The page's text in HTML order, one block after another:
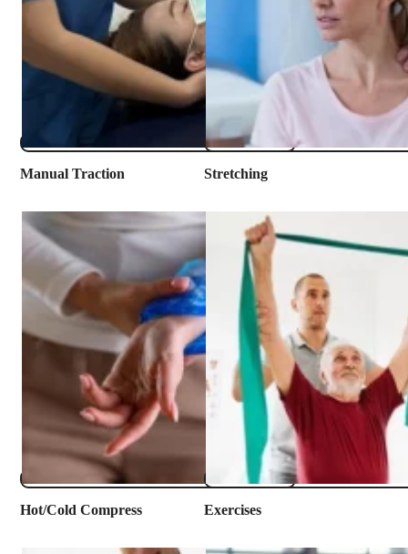
Manual Traction ​Stretching
​Hot/Cold Compress Exercises